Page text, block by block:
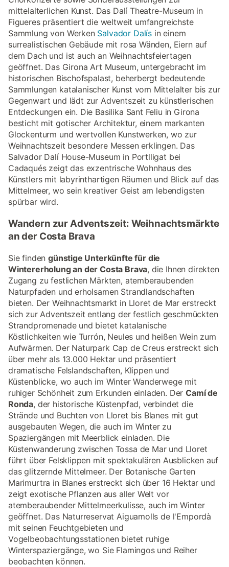
mittelalterlichen Kunst. Das Dalí Theatre-Museum in
Figueres präsentiert die weltweit umfangreichste
Sammlung von Werken Salvador Dalís in einem
surrealistischen Gebäude mit rosa Wänden, Eiern auf
dem Dach und ist auch an Weihnachtsfeiertagen
geöffnet. Das Girona Art Museum, untergebracht im
historischen Bischofspalast, beherbergt bedeutende
Sammlungen katalanischer Kunst vom Mittelalter bis zur
Gegenwart und lädt zur Adventszeit zu künstlerischen
Entdeckungen ein. Die Basilika Sant Feliu in Girona
besticht mit gotischer Architektur, einem markanten
Glockenturm und wertvollen Kunstwerken, wo zur
Weihnachtszeit besondere Messen erklingen. Das
Salvador Dalí House-Museum in Portlligat bei
Cadaqués zeigt das exzentrische Wohnhaus des
Künstlers mit labyrinthartigen Räumen und Blick auf das
Mittelmeer, wo sein kreativer Geist am lebendigsten
spürbar wird.
Wandern zur Adventszeit: Weihnachtsmärkte
an der Costa Brava
Sie findengünstige Unterkünfte für die
Wintererholung an der Costa Brava, die Ihnen direkten
Zugang zu festlichen Märkten, atemberaubenden
Naturpfaden und erholsamen Strandlandschaften
bieten. Der Weihnachtsmarkt in Lloret de Mar erstreckt
sich zur Adventszeit entlang der festlich geschmückten
Strandpromenade und bietet katalanische
Köstlichkeiten wie Turrón, Neules und heißen Wein zum
Aufwärmen. Der Naturpark Cap de Creus erstreckt sich
über mehr als 13.000 Hektar und präsentiert
dramatische Felslandschaften, Klippen und
Küstenblicke, wo auch im Winter Wanderwege mit
ruhiger Schönheit zum Erkunden einladen. DerCamí de
Ronda, der historische Küstenpfad, verbindet die
Strände und Buchten von Lloret bis Blanes mit gut
ausgebauten Wegen, die auch im Winter zu
Spaziergängen mit Meerblick einladen. Die
Küstenwanderung zwischen Tossa de Mar und Lloret
führt über Felsklippen mit spektakulären Ausblicken auf
das glitzernde Mittelmeer. Der Botanische Garten
Marimurtra in Blanes erstreckt sich über 16 Hektar und
zeigt exotische Pflanzen aus aller Welt vor
atemberaubender Mittelmeerkulisse, auch im Winter
geöffnet. Das Naturreservat Aiguamolls de l'Empordà
mit seinen Feuchtgebieten und
Vogelbeobachtungsstationen bietet ruhige
Winterspaziergänge, wo Sie Flamingos und Reiher
beobachten können.